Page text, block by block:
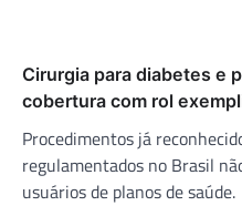
Cirurgia para diabetes e
cobertura com rol
Procedimentos já
regulamentados no Brasil
usuários de planos de saúde.